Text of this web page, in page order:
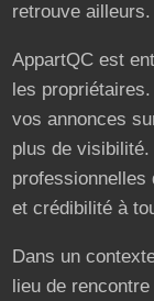
retrouve ailleurs.
AppartQC est
les
vos annonces
plus de
professionnelles
et crédibilité à
Dans un
lieu de